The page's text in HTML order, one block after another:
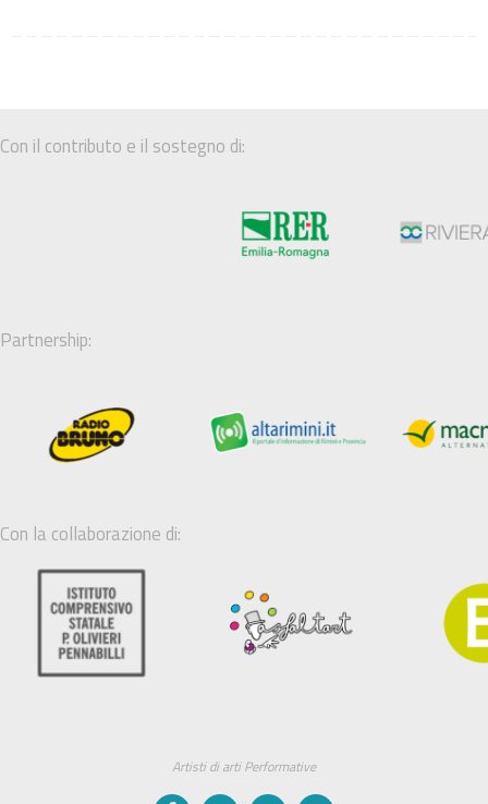
Con il contributo e il sostegno di:
Partnership:
Con la collaborazione di:
Artisti di arti Performative